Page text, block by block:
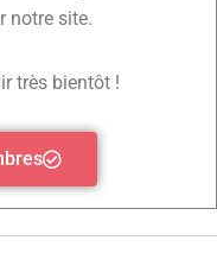
notre site.
très bientôt !